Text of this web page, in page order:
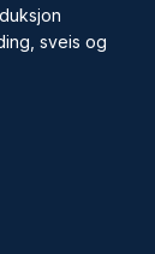
sveis og